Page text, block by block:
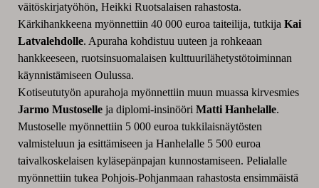
väitöskirjatyöhön, Heikki Ruotsalaisen rahastosta.
Kärkihankkeena myönnettiin 40 000 euroa taiteilija, tutkija Kai
Latvalehdolle. Apuraha kohdistuu uuteen ja rohkeaan
hankkeeseen, ruotsinsuomalaisen kulttuurilähetystötoiminnan
käynnistämiseen Oulussa.
Kotiseututyön apurahoja myönnettiin muun muassa kirvesmies
Jarmo Mustoselleja diplomi-insinööri Matti Hanhelalle.
Mustoselle myönnettiin 5 000 euroa tukkilaisnäytösten
valmisteluun ja esittämiseen ja Hanhelalle 5 500 euroa
taivalkoskelaisen kyläsepänpajan kunnostamiseen. Pelialalle
myönnettiin tukea Pohjois-Pohjanmaan rahastosta ensimmäistä